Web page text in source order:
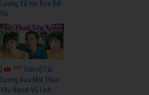
Lương Xã Hội Xưa Bất
Hủ
6397Video] Cải
Lương Xưa Một Thuở
Yêu Người Vũ Linh